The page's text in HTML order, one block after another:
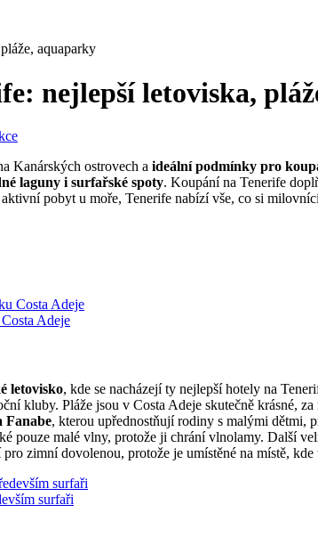
aquaparky
nejlepší letoviska,
Kanárských ostrovech a ideální podmínky pro
laguny i surfařské spoty. Koupání na Tenerife
pobyt u moře, Tenerife nabízí vše, co si
Adeje
letovisko, kde se nacházejí ty nejlepší hotely na
kluby. Pláže jsou v Costa Adeje skutečně krásné,
Fanabe, kterou upřednostňují rodiny s malými dětmi,
pouze malé vlny, protože ji chrání vlnolamy. Další
zimní dovolenou, protože je umístěné na místě,
surfaři